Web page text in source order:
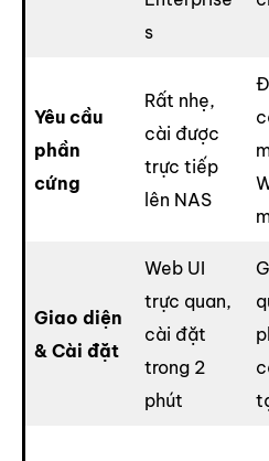
s
Yêu cầu
phần
cứng
Rất nhẹ,
cài được
trực tiếp
lên NAS
Giao diện
& Cài đặt
Web UI
trực quan,
cài đặt
trong 2
phút